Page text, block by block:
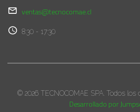
ventas@tecnocomae.cl
8:30 - 17:30
© 2026 TECNOCOMAE SPA. Todos los
Desarrollado por